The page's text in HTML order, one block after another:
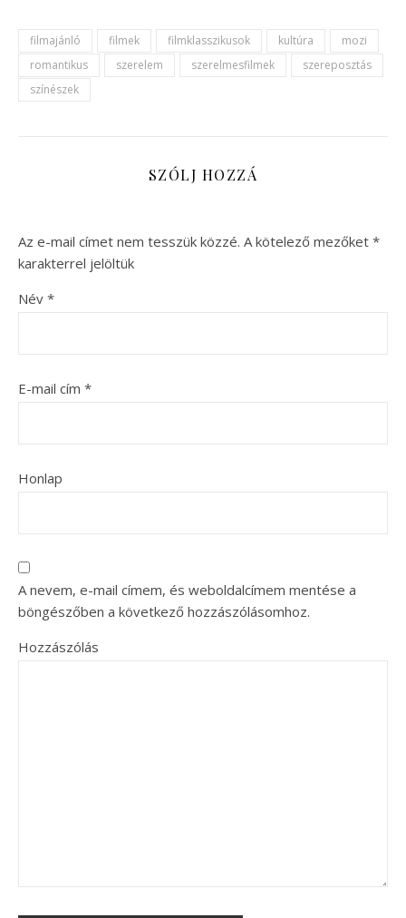
filmajánló filmek filmklasszikusok kultúra
mozi
romantikus
szerelem szerelmesfilmek
szereposztás
színészek
SZÓLJ HOZZÁ
Az e-mail címet nem tesszük közzé. A kötelező mezőket *
karakterrel jelöltük
Név *
E-mail cím *
Honlap
A nevem, e-mail címem, és weboldalcímem mentése a
böngészőben a következő hozzászólásomhoz.
Hozzászólás